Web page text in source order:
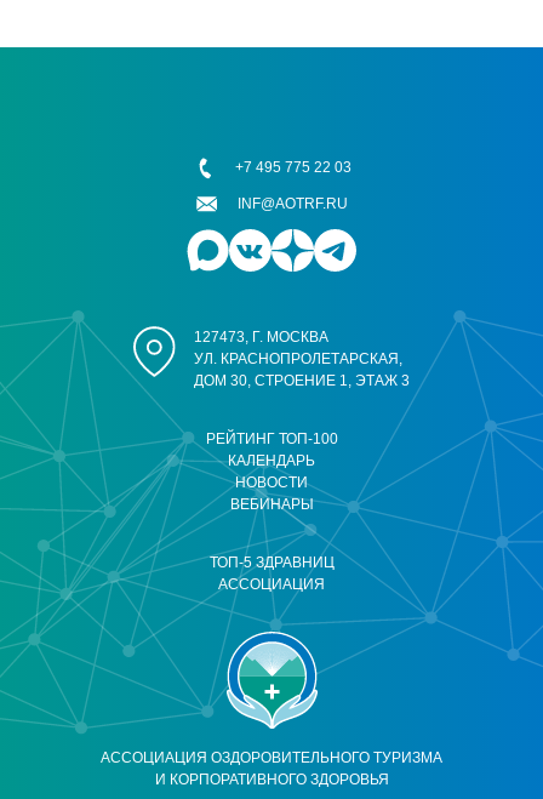
АССОЦИАЦИЯ ОЗДОРОВИТЕЛЬНОГО ТУРИЗМА
И КОРПОРАТИВНОГО ЗДОРОВЬЯ
РЕЙТИНГ ТОП-100
КАЛЕНДАРЬ
НОВОСТИ
ВЕБИНАРЫ
ТОП-5 ЗДРАВНИЦ
АССОЦИАЦИЯ
127473, Г. МОСКВА
УЛ. КРАСНОПРОЛЕТАРСКАЯ,
ДОМ 30, СТРОЕНИЕ 1, ЭТАЖ 3
+7 495 775 22 03
INF@AOTRF.RU